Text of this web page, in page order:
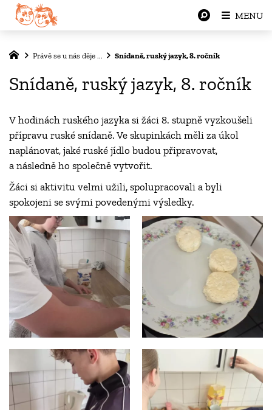
Právě se u nás děje ... Snídaně, ruský jazyk, 8. ročník
Snídaně, ruský jazyk, 8. ročník
V hodinách ruského jazyka si žáci 8. stupně vyzkoušeli
přípravu ruské snídaně. Ve skupinkách měli za úkol
naplánovat, jaké ruské jídlo budou připravovat,
a následně ho společně vytvořit.
Žáci si aktivitu velmi užili, spolupracovali a byli
spokojeni se svými povedenými výsledky.
MENU